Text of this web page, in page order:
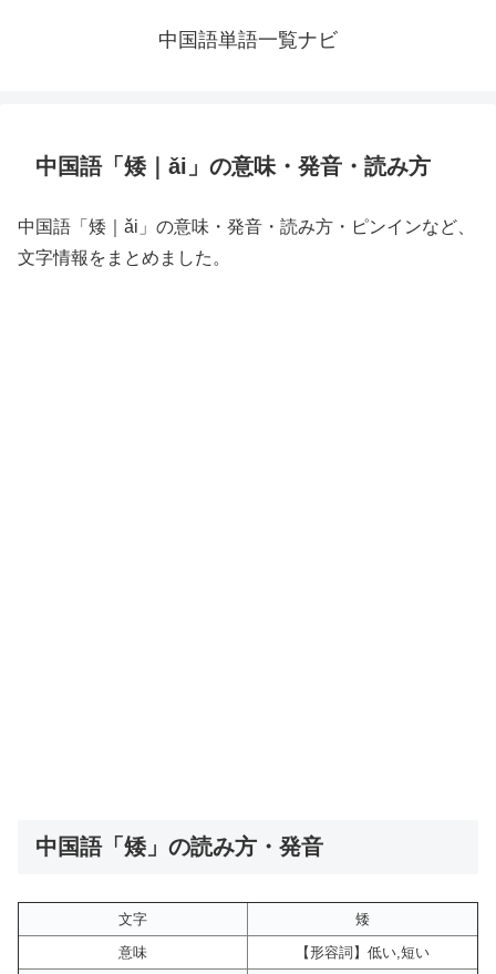
中国語単語一覧ナビ
中国語「矮｜ǎi」の意味・発音・読み方
中国語「矮｜ǎi」の意味・発音・読み方・ピンインなど、
文字情報をまとめました。
中国語「矮」の読み方・発音
文字
矮
意味
【形容詞】低い,短い